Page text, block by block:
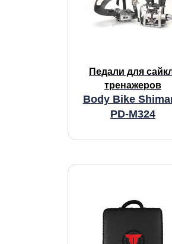
Педали для
тренажеров
Body Bike
PD-M324